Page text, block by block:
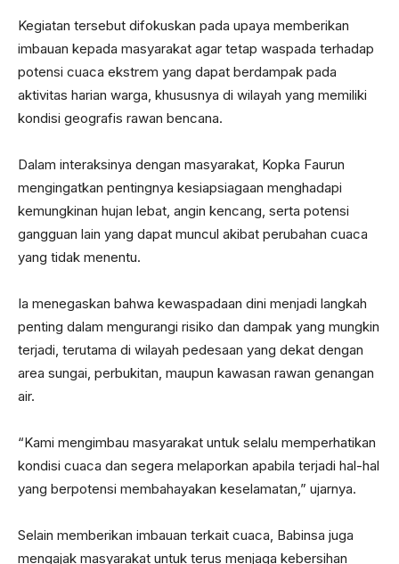
Kegiatan tersebut difokuskan pada upaya memberikan
imbauan kepada masyarakat agar tetap waspada terhadap
potensi cuaca ekstrem yang dapat berdampak pada
aktivitas harian warga, khususnya di wilayah yang memiliki
kondisi geografis rawan bencana.
Dalam interaksinya dengan masyarakat, Kopka Faurun
mengingatkan pentingnya kesiapsiagaan menghadapi
kemungkinan hujan lebat, angin kencang, serta potensi
gangguan lain yang dapat muncul akibat perubahan cuaca
yang tidak menentu.
Ia menegaskan bahwa kewaspadaan dini menjadi langkah
penting dalam mengurangi risiko dan dampak yang mungkin
terjadi, terutama di wilayah pedesaan yang dekat dengan
area sungai, perbukitan, maupun kawasan rawan genangan
air.
“Kami mengimbau masyarakat untuk selalu memperhatikan
kondisi cuaca dan segera melaporkan apabila terjadi hal-hal
yang berpotensi membahayakan keselamatan,” ujarnya.
Selain memberikan imbauan terkait cuaca, Babinsa juga
mengajak masyarakat untuk terus menjaga kebersihan